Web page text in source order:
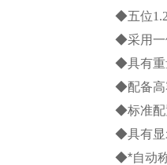
◆五位
◆采用一
◆具有重
◆配备高
◆标准配
◆具有显
◆*自动